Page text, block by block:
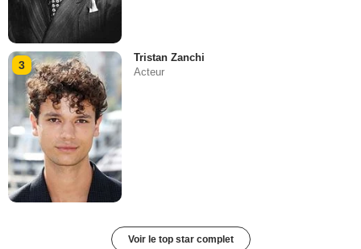
3
Tristan Zanchi
Acteur
Voir le top star complet